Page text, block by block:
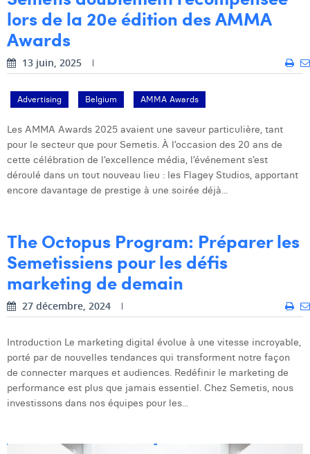
lors de la 20e édition des AMMA
Awards
13 juin, 2025
Advertising Belgium AMMA Awards
Les AMMA Awards 2025 avaient une saveur particulière, tant
pour le secteur que pour Semetis. À l’occasion des 20 ans de
cette célébration de l’excellence média, l’événement s’est
déroulé dans un tout nouveau lieu : les Flagey Studios, apportant
encore davantage de prestige à une soirée déjà...
The Octopus Program: Préparer les
Semetissiens pour les défis
marketing de demain
27 décembre, 2024
Introduction Le marketing digital évolue à une vitesse incroyable,
porté par de nouvelles tendances qui transforment notre façon
de connecter marques et audiences. Redéfinir le marketing de
performance est plus que jamais essentiel. Chez Semetis, nous
investissons dans nos équipes pour les...